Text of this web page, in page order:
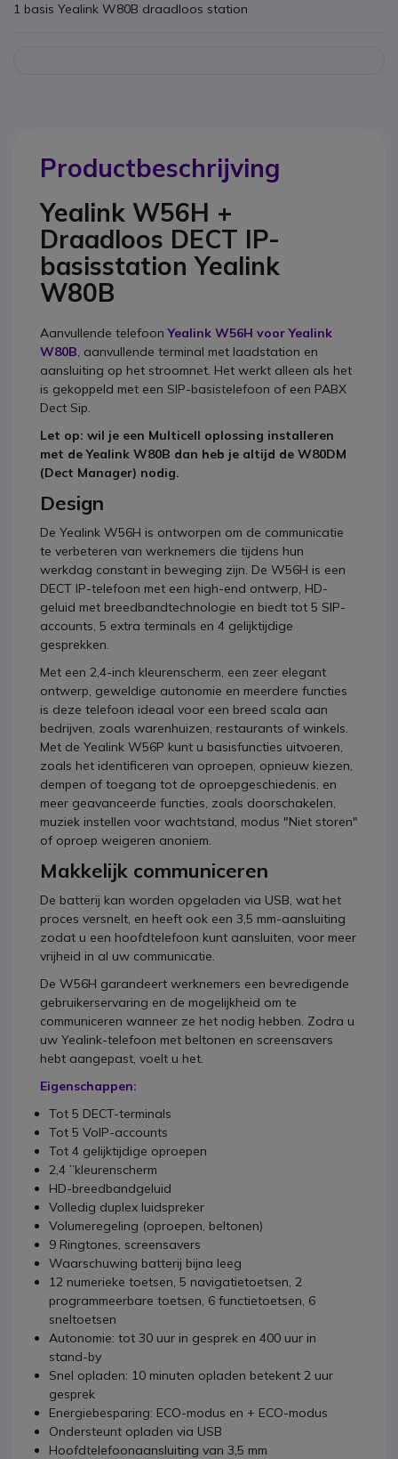
1 basis Yealink W80B draadloos station
Productbeschrijving
Yealink W56H +
Draadloos DECT IP-
basisstation Yealink
W80B
Aanvullende telefoonYealink W56H voor Yealink
W80B, aanvullende terminal met laadstation en
aansluiting op het stroomnet. Het werkt alleen als het
is gekoppeld met een SIP-basistelefoon of een PABX
Dect Sip.
Let op: wil je een Multicell oplossing installeren
met de Yealink W80B dan heb je altijd de W80DM
(Dect Manager) nodig.
Design
De Yealink W56H is ontworpen om de communicatie
te verbeteren van werknemers die tijdens hun
werkdag constant in beweging zijn. De W56H is een
DECT IP-telefoon met een high-end ontwerp, HD-
geluid met breedbandtechnologie en biedt tot 5 SIP-
accounts, 5 extra terminals en 4 gelijktijdige
gesprekken.
Met een 2,4-inch kleurenscherm, een zeer elegant
ontwerp, geweldige autonomie en meerdere functies
is deze telefoon ideaal voor een breed scala aan
bedrijven, zoals warenhuizen, restaurants of winkels.
Met de Yealink W56P kunt u basisfuncties uitvoeren,
zoals het identificeren van oproepen, opnieuw kiezen,
dempen of toegang tot de oproepgeschiedenis, en
meer geavanceerde functies, zoals doorschakelen,
muziek instellen voor wachtstand, modus "Niet storen"
of oproep weigeren anoniem.
Makkelijk communiceren
De batterij kan worden opgeladen via USB, wat het
proces versnelt, en heeft ook een 3,5 mm-aansluiting
zodat u een hoofdtelefoon kunt aansluiten, voor meer
vrijheid in al uw communicatie.
De W56H garandeert werknemers een bevredigende
gebruikerservaring en de mogelijkheid om te
communiceren wanneer ze het nodig hebben. Zodra u
uw Yealink-telefoon met beltonen en screensavers
hebt aangepast, voelt u het.
Eigenschappen:
Tot 5 DECT-terminals
Tot 5 VoIP-accounts
Tot 4 gelijktijdige oproepen
2,4 ”kleurenscherm
HD-breedbandgeluid
Volledig duplex luidspreker
Volumeregeling (oproepen, beltonen)
9 Ringtones, screensavers
Waarschuwing batterij bijna leeg
12 numerieke toetsen, 5 navigatietoetsen, 2
programmeerbare toetsen, 6 functietoetsen, 6
sneltoetsen
Autonomie: tot 30 uur in gesprek en 400 uur in
stand-by
Snel opladen: 10 minuten opladen betekent 2 uur
gesprek
Energiebesparing: ECO-modus en + ECO-modus
Ondersteunt opladen via USB
Hoofdtelefoonaansluiting van 3,5 mm